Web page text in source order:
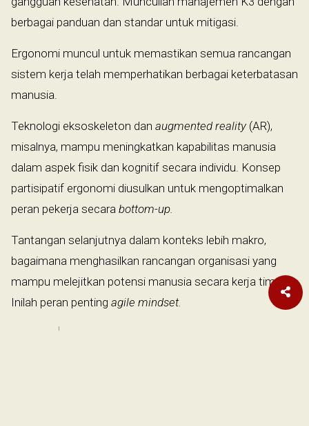
berbagai panduan dan standar untuk mitigasi.
Ergonomi muncul untuk memastikan semua rancangan
sistem kerja telah memperhatikan berbagai keterbatasan
manusia.
Teknologi eksoskeleton dan augmented reality (AR),
misalnya, mampu meningkatkan kapabilitas manusia
dalam aspek fisik dan kognitif secara individu. Konsep
partisipatif ergonomi diusulkan untuk mengoptimalkan
peran pekerja secara bottom-up.
Tantangan selanjutnya dalam konteks lebih makro,
bagaimana menghasilkan rancangan organisasi yang
mampu melejitkan potensi manusia secara kerja tim.
Inilah peran penting agile mindset.